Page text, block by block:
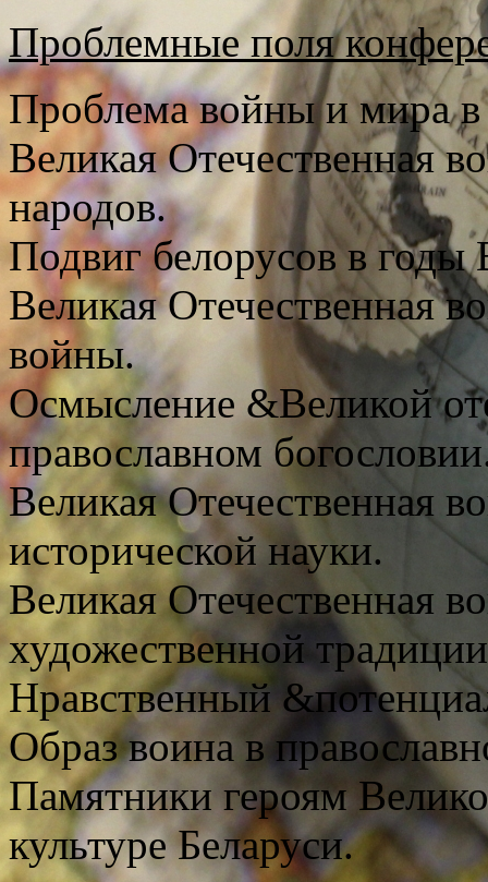
Проблемные поля
Проблема войны и мира в
Великая Отечественная
народов.
Подвиг белорусов в
Великая Отечественная
войны.
Осмысление &Великой
православном
Великая Отечественная
исторической науки.
Великая Отечественная
художественной
Нравственный
Образ воина в
Памятники героям
культуре Беларуси.